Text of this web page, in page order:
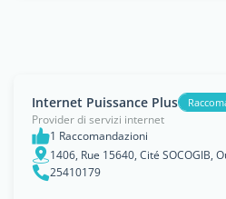
Internet Puissance Plus
Provider di servizi internet
1 Raccomandazioni
25410179